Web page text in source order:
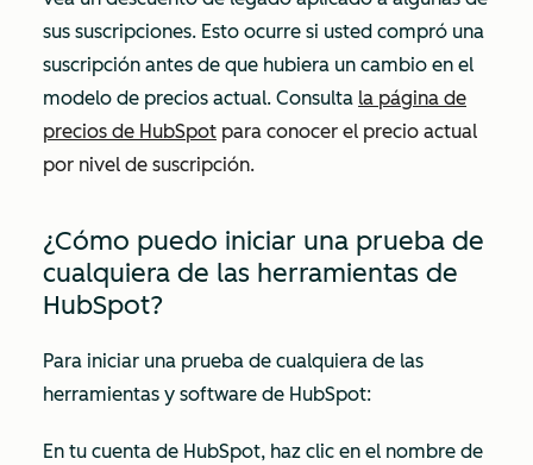
sus suscripciones. Esto ocurre si usted compró una
suscripción antes de que hubiera un cambio en el
modelo de precios actual. Consulta la página de
precios de HubSpot para conocer el precio actual
por nivel de suscripción.
¿Cómo puedo iniciar una prueba de
cualquiera de las herramientas de
HubSpot?
Para iniciar una prueba de cualquiera de las
herramientas y software de HubSpot:
En tu cuenta de HubSpot, haz clic en el nombre de